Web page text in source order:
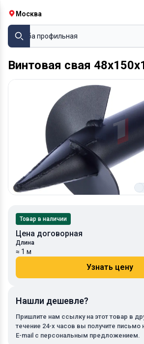
Москва
Труба профильная
Винтовая свая
Товар в наличии
Цена договорная
Длина
≈ 1 м
Узнать цену
Нашли дешевле?
Пришлите нам ссылку на этот товар в
течение 24-х часов вы получите письмо
E-mail с персональным предложением.